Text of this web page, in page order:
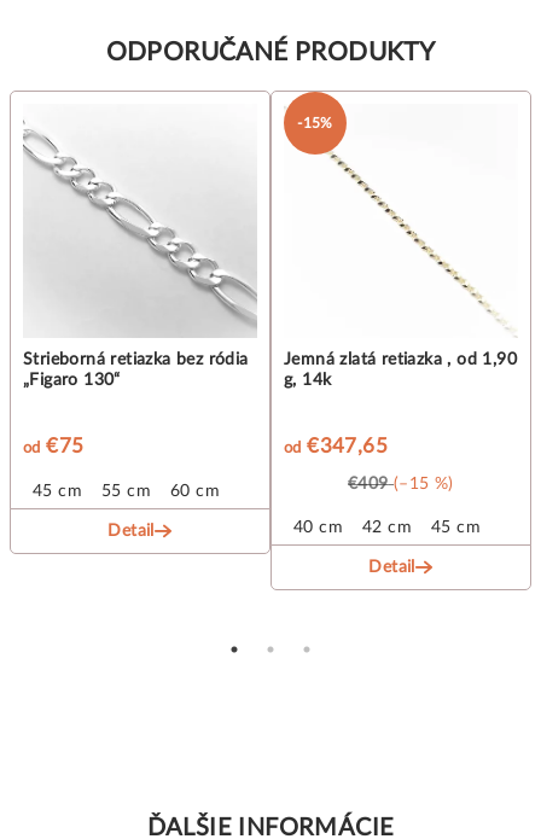
ODPORUČANÉ PRODUKTY
Strieborná retiazka bez ródia
„Figaro 130“
od €75
45 cm 55 cm 60 cm
Detail
-15%
Jemná zlatá retiazka , od 1,90
g, 14k
od €347,65
€409 (–15 %)
40 cm 42 cm 45 cm
Detail
ĎALŠIE INFORMÁCIE